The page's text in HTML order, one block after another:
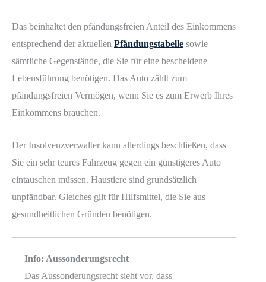
Das beinhaltet den pfändungsfreien Anteil des Einkommens
entsprechend der aktuellen Pfändungstabelle sowie
sämtliche Gegenstände, die Sie für eine bescheidene
Lebensführung benötigen. Das Auto zählt zum
pfändungsfreien Vermögen, wenn Sie es zum Erwerb Ihres
Einkommens brauchen.
Der Insolvenzverwalter kann allerdings beschließen, dass
Sie ein sehr teures Fahrzeug gegen ein günstigeres Auto
eintauschen müssen. Haustiere sind grundsätzlich
unpfändbar. Gleiches gilt für Hilfsmittel, die Sie aus
gesundheitlichen Gründen benötigen.
Info: Aussonderungsrecht
Das Aussonderungsrecht sieht vor, dass